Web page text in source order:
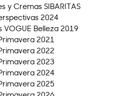
y Cremas SIBARITAS
2024
VOGUE Belleza 2019
2021
2022
2023
2024
2025